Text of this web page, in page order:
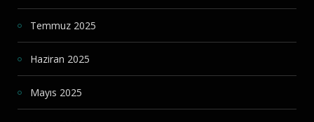
Temmuz 2025
Haziran 2025
Mayıs 2025